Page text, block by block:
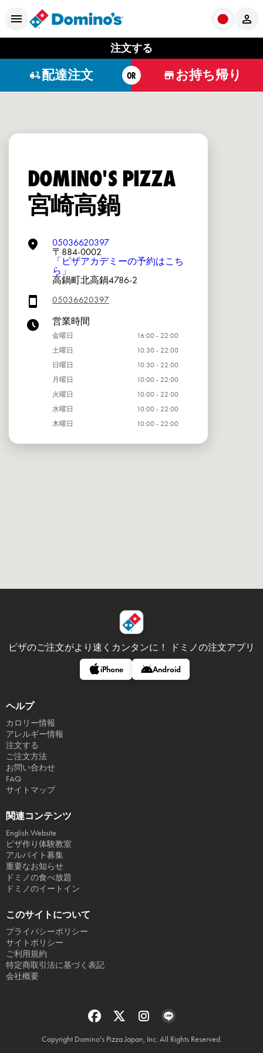
注文する
配達注文 OR お持ち帰り
DOMINO'S PIZZA
宮崎高鍋
05036620397
〒884-0002
「ピザアカデミーの予約はこち
ら」
高鍋町北高鍋4786-2
05036620397
営業時間
金曜日
16:00 - 22:00
土曜日
10:30 - 22:00
日曜日
10:30 - 22:00
月曜日
10:00 - 22:00
火曜日
10:00 - 22:00
水曜日
10:00 - 22:00
木曜日
10:00 - 22:00
ピザのご注文がより速くカンタンに！ ドミノの注文アプリ
iPhone Android
ヘルプ
カロリー情報
アレルギー情報
注文する
ご注文方法
お問い合わせ
FAQ
サイトマップ
関連コンテンツ
English Website
ピザ作り体験教室
アルバイト募集
重要なお知らせ
ドミノの食べ放題
ドミノのイートイン
このサイトについて
プライバシーポリシー
サイトポリシー
ご利用規約
特定商取引法に基づく表記
会社概要
Copyright Domino's Pizza Japan, Inc. All Rights Reserved.